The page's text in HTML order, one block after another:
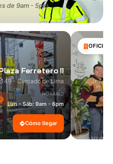
de 9am - 5pm
Ferretero II
- Cercado de Lima
HORARIO
Lun - Sáb: 9am - 6pm
Cómo llegar
OFICINA
Jr. Las